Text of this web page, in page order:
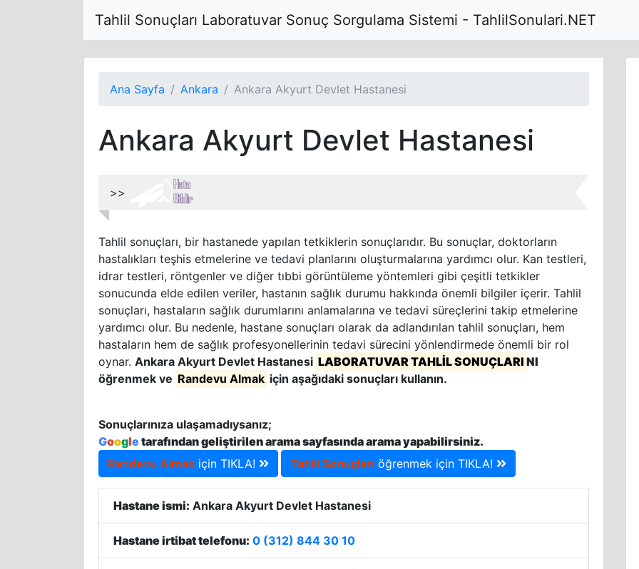
Tahlil Sonuçları Laboratuvar Sonuç Sorgulama Sistemi - TahlilSonulari.NET
Ana Sayfa Ankara Ankara Akyurt Devlet Hastanesi
Ankara Akyurt Devlet Hastanesi
>>
Tahlil sonuçları, bir hastanede yapılan tetkiklerin sonuçlarıdır. Bu sonuçlar, doktorların
hastalıkları teşhis etmelerine ve tedavi planlarını oluşturmalarına yardımcı olur. Kan testleri,
idrar testleri, röntgenler ve diğer tıbbi görüntüleme yöntemleri gibi çeşitli tetkikler
sonucunda elde edilen veriler, hastanın sağlık durumu hakkında önemli bilgiler içerir. Tahlil
sonuçları, hastaların sağlık durumlarını anlamalarına ve tedavi süreçlerini takip etmelerine
yardımcı olur. Bu nedenle, hastane sonuçları olarak da adlandırılan tahlil sonuçları, hem
hastaların hem de sağlık profesyonellerinin tedavi sürecini yönlendirmede önemli bir rol
oynar. Ankara Akyurt Devlet Hastanesi LABORATUVAR TAHLİL SONUÇLARI NI
öğrenmek ve Randevu Almak için aşağıdaki sonuçları kullanın.
Sonuçlarınıza ulaşamadıysanız;
Googletarafından geliştirilen arama sayfasında arama yapabilirsiniz.
Randevu Almak için TIKLA! Tahlil Sonuçları öğrenmek için TIKLA!
Hastane ismi: Ankara Akyurt Devlet Hastanesi
Hastane irtibat telefonu: 0 (312) 844 30 10